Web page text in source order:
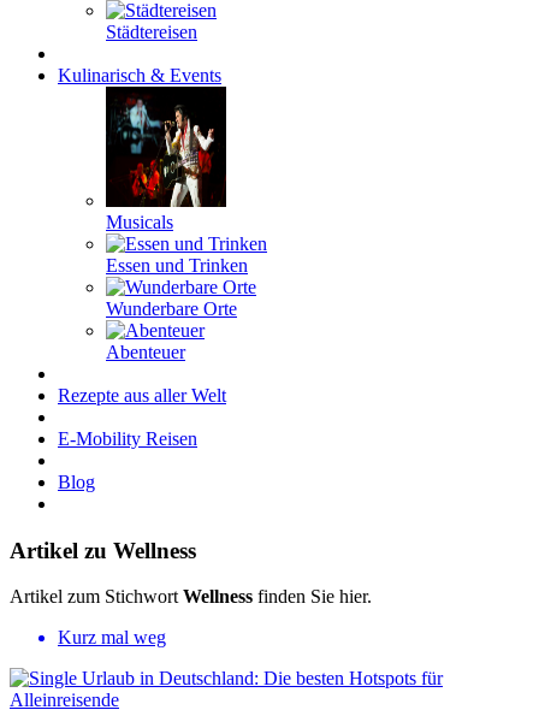
Städtereisen
Kulinarisch & Events
Musicals
Essen und Trinken
Wunderbare Orte
Abenteuer
Rezepte aus aller Welt
E-Mobility Reisen
Blog
Artikel zu Wellness
Artikel zum StichwortWellness finden Sie hier.
Kurz mal weg